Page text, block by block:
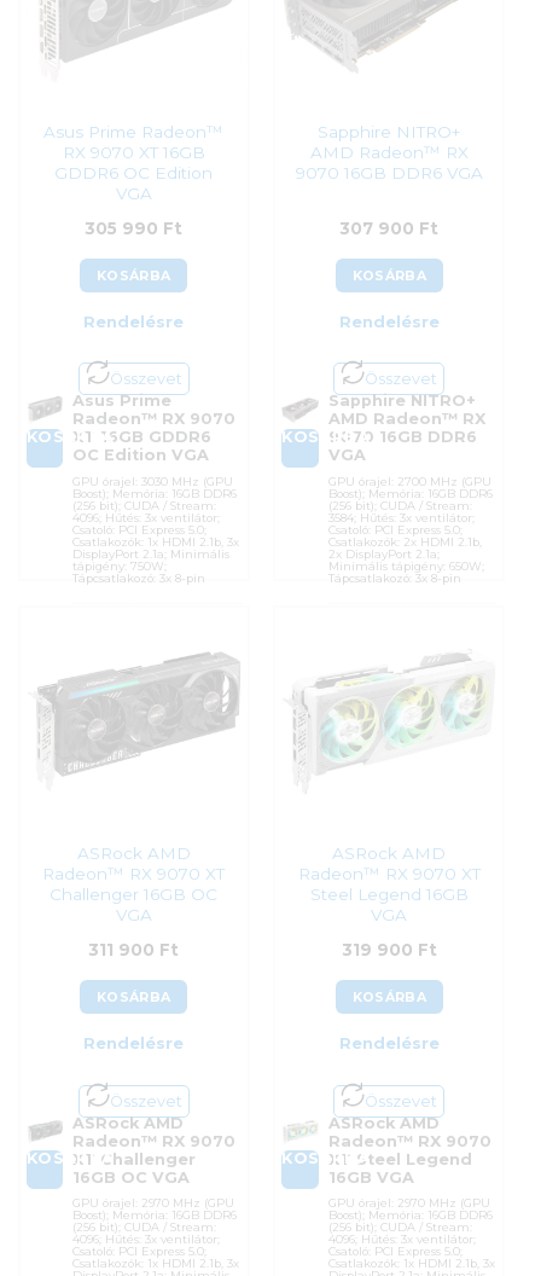
Azonosító:
299 990
Azonosító:
305 900Ft
Asus Prime Radeon™
RX 9070 XT 16GB
GDDR6 OC Edition
VGA
305 990 Ft
KOSÁRBA
Rendelésre
Összevet
KOSÁRBA
Asus Prime
Radeon™ RX 9070
XT 16GB GDDR6
OC Edition VGA
GPU órajel: 3030 MHz (GPU
Boost); Memória: 16GB DDR6
(256 bit); CUDA / Stream:
4096; Hűtés: 3x ventilátor;
Csatoló: PCI Express 5.0;
Csatlakozók: 1x HDMI 2.1b, 3x
DisplayPort 2.1a; Minimális
tápigény: 750W;
Tápcsatlakozó: 3x 8-pin
AMD Radeon
Gyártó: Asus
Garanciaidő:
ÁFA: 27%
52705
Sapphire NITRO+
AMD Radeon™ RX
9070 16GB DDR6 VGA
307 900 Ft
KOSÁRBA
Rendelésre
Összevet
KOSÁRBA
Sapphire NITRO+
AMD Radeon™ RX
9070 16GB DDR6
VGA
GPU órajel: 2700 MHz (GPU
Boost); Memória: 16GB DDR6
(256 bit); CUDA / Stream:
3584; Hűtés: 3x ventilátor;
Csatoló: PCI Express 5.0;
Csatlakozók: 2x HDMI 2.1b,
2x DisplayPort 2.1a;
Minimális tápigény: 650W;
Tápcsatlakozó: 3x 8-pin
Garanciaidő:
36 hónap
ÁFA:
27%
Azonosító:52699
307 900
ASRock AMD
Radeon™ RX 9070 XT
Challenger 16GB OC
VGA
311 900 Ft
KOSÁRBA
Rendelésre
Összevet
KOSÁRBA
ASRock AMD
Radeon™ RX 9070
XT Challenger
16GB OC VGA
GPU órajel: 2970 MHz (GPU
Boost); Memória: 16GB DDR6
(256 bit); CUDA / Stream:
4096; Hűtés: 3x ventilátor;
Csatoló: PCI Express 5.0;
Csatlakozók: 1x HDMI 2.1b, 3x
ASRock AMD
Radeon™ RX 9070 XT
Steel Legend 16GB
VGA
319 900 Ft
KOSÁRBA
Rendelésre
Összevet
KOSÁRBA
ASRock AMD
Radeon™ RX 9070
XT Steel Legend
16GB VGA
GPU órajel: 2970 MHz (GPU
Boost); Memória: 16GB DDR6
(256 bit); CUDA / Stream:
4096; Hűtés: 3x ventilátor;
Csatoló: PCI Express 5.0;
Csatlakozók: 1x HDMI 2.1b, 3x